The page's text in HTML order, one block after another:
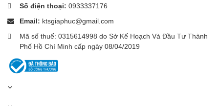
đầu phun gồm vòi phun vi bọt và vòi phun tiêu chuẩn, trong đó:
Vòi phun vi bọt: Sử dụng dòng nước rộng bao phủ các
khoảng trống giữa các kẽ răng và làm sạch các điểm mù
một cách hiệu quả.
các mảng bám cứng đầu.
Số điện thoại: 0933337176
Email: ktsgiaphuc@gmail.com
Mã số thuế: 0315614998 do Sở Kế Hoạch Và Đầu Tư Thành
Phố Hồ Chí Minh cấp ngày 08/04/2019